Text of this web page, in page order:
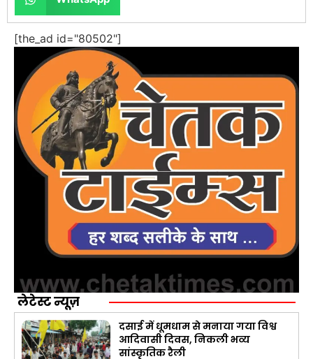
[the_ad id="80502"]
लेटेस्ट न्यूज़
दसाई में धूमधाम से मनाया गया विश्व
आदिवासी दिवस, निकली भव्य
सांस्कृतिक रैली